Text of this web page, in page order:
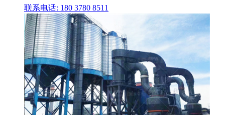
联系电话: 180 3780 8511